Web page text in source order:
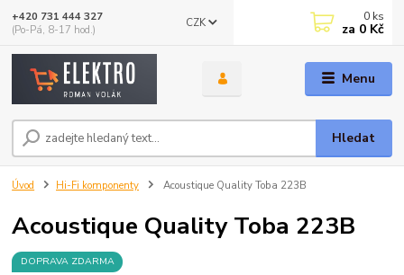
Menu
CZK
Hledat
+420 731 444 327
(Po-Pá, 8-17 hod.)
0 ks
za 0 Kč
Úvod Hi-Fi komponenty Acoustique Quality Toba 223B
Acoustique Quality Toba 223B
DOPRAVA ZDARMA